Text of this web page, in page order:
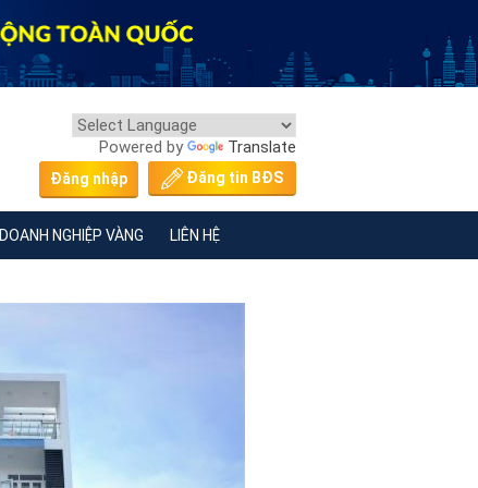
Powered by Translate
Đăng nhập Đăng tin BĐS
DOANH NGHIỆP VÀNG LIÊN HỆ